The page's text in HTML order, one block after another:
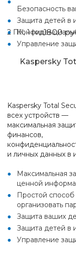
Безопасность
Защита детей в
Управление
2 ПК, 1 год1800
Kaspersky
Kaspersky Total
всех устройств —
максимальная
финансов,
и личных данных в
Максимальная
ценной
Простой способ
организовать
Защита ваших
Защита детей в
Управление